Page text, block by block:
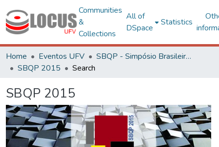
Communities
&
Collections
All of
DSpace
Statistics
Home Eventos UFV
SBQP - Simpósio Brasileiro de Qualidade do Projeto no Ambiente Construído
SBQP 2015
Search
SBQP 2015